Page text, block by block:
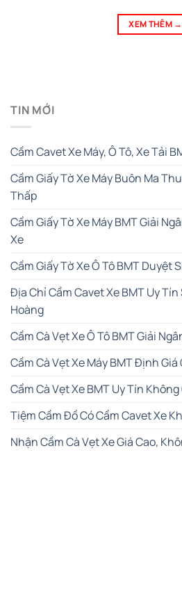
XEM THÊM →
TIN MỚI
Cầm Cavet Xe Máy, Ô Tô, Xe Tải
Cầm Giấy Tờ Xe Máy Buôn Ma
Thấp
Cầm Giấy Tờ Xe Máy BMT Giải
Xe
Cầm Giấy Tờ Xe Ô Tô BMT Duyệt
Địa Chỉ Cầm Cavet Xe BMT Uy Tín
Hoàng
Cầm Cà Vẹt Xe Ô Tô BMT Giải
Cầm Cà Vẹt Xe Máy BMT Định
Cầm Cà Vẹt Xe BMT Uy Tín
Tiệm Cầm Đồ Có Cầm Cavet Xe
Nhận Cầm Cà Vẹt Xe Giá Cao,